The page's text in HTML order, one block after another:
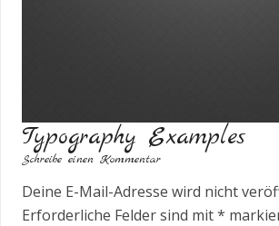
Typography Examples
Schreibe einen Kommentar
Deine E-Mail-Adresse wird nicht
Erforderliche Felder sind mit*